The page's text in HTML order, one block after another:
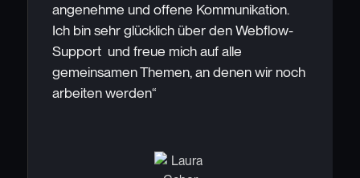
angenehme und offene Kommunikation.
Ich bin sehr glücklich über den Webflow-
Support und freue mich auf alle
gemeinsamen Themen, an denen wir noch
arbeiten werden“